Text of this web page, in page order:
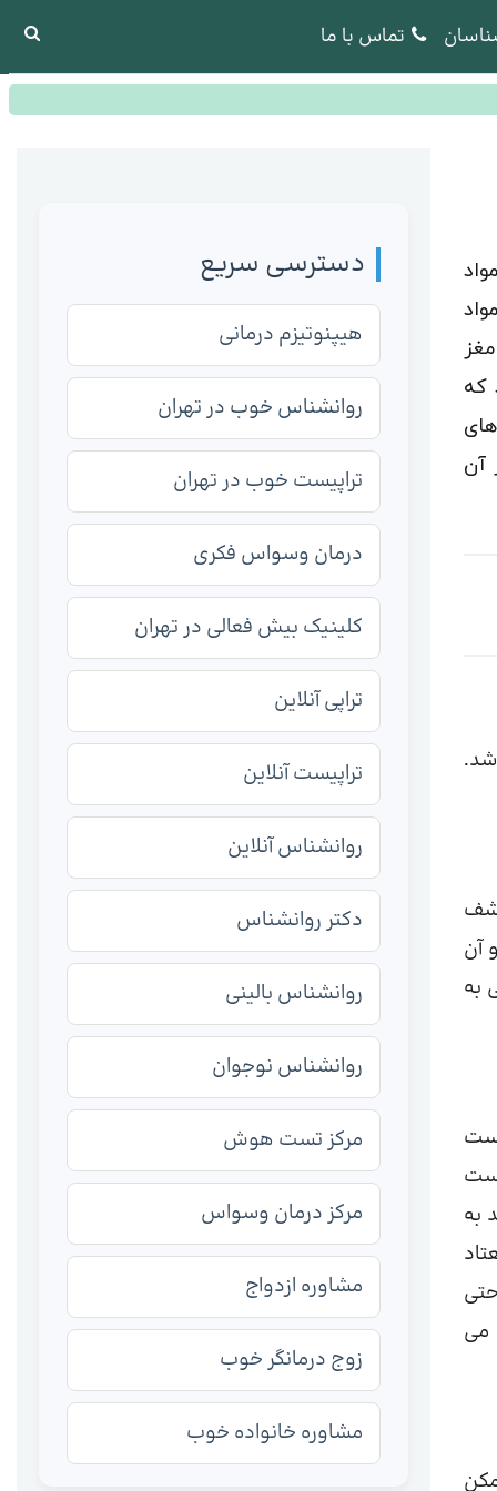
تماس با ما
که
آن
آن
به
به
می
دسترسی سریع
هیپنوتیزم درمانی
روانشناس خوب در تهران
تراپیست خوب در تهران
درمان وسواس فکری
کلینیک بیش فعالی در تهران
تراپی آنلاین
تراپیست آنلاین
روانشناس آنلاین
دکتر روانشناس
روانشناس بالینی
روانشناس نوجوان
مرکز تست هوش
مرکز درمان وسواس
مشاوره ازدواج
زوج درمانگر خوب
مشاوره خانواده خوب